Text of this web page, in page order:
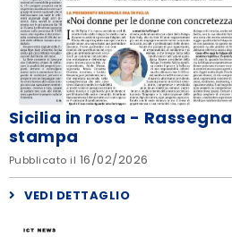
Sicilia in rosa - Rassegna
stampa
Pubblicato il 16/02/2026
VEDI DETTAGLIO